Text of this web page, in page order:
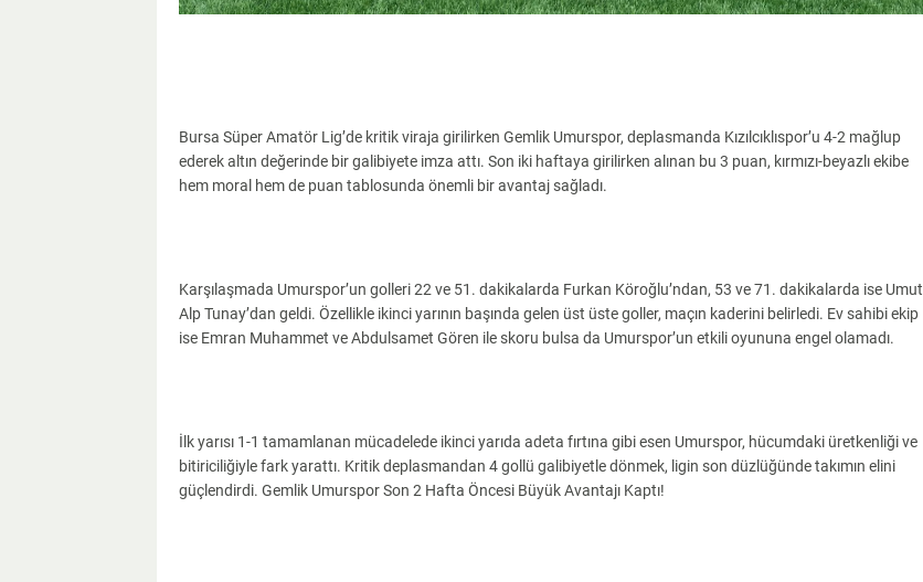
Bursa Süper Amatör Lig’de kritik viraja girilirken Gemlik Umurspor, deplasmanda Kızılcıklıspor’u 4-2 mağlup
ederek altın değerinde bir galibiyete imza attı. Son iki haftaya girilirken alınan bu 3 puan, kırmızı-beyazlı ekibe
hem moral hem de puan tablosunda önemli bir avantaj sağladı.
Karşılaşmada Umurspor’un golleri 22 ve 51. dakikalarda Furkan Köroğlu’ndan, 53 ve 71. dakikalarda ise Umut
Alp Tunay’dan geldi. Özellikle ikinci yarının başında gelen üst üste goller, maçın kaderini belirledi. Ev sahibi ekip
ise Emran Muhammet ve Abdulsamet Gören ile skoru bulsa da Umurspor’un etkili oyununa engel olamadı.
İlk yarısı 1-1 tamamlanan mücadelede ikinci yarıda adeta fırtına gibi esen Umurspor, hücumdaki üretkenliği ve
bitiriciliğiyle fark yarattı. Kritik deplasmandan 4 gollü galibiyetle dönmek, ligin son düzlüğünde takımın elini
güçlendirdi. Gemlik Umurspor Son 2 Hafta Öncesi Büyük Avantajı Kaptı!